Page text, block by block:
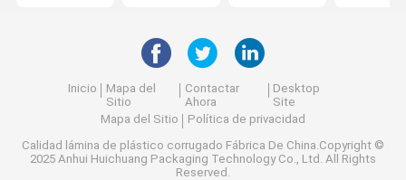
Inicio
Mapa del
Sitio
Contactar
Ahora
Desktop
Site
Mapa del Sitio
Política de privacidad
Calidad lámina de plástico corrugado Fábrica De China.Copyright ©
2025 Anhui Huichuang Packaging Technology Co., Ltd. All Rights
Reserved.